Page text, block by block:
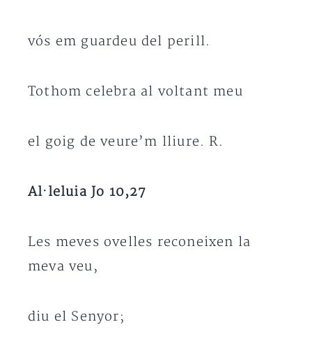
vós em guardeu del perill.
Tothom celebra al voltant meu
el goig de veure’m lliure. R.
Al·leluia Jo 10,27
Les meves ovelles reconeixen la
meva veu,
diu el Senyor;